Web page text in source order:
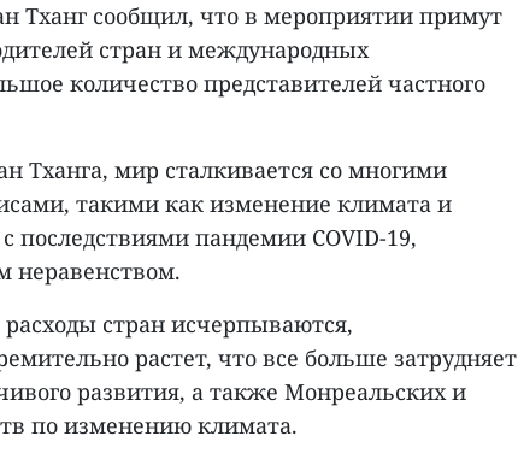
Тханг сообщил, что в мероприятии примут
стран и международных
количество представителей частного
Тханга, мир сталкивается со многими
такими как изменение климата и
последствиями пандемии COVID-19,
неравенством.
стран исчерпываются,
растет, что все больше затрудняет
развития, а также Монреальских и
по изменению климата.